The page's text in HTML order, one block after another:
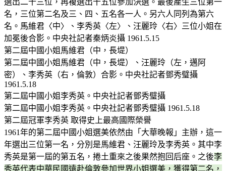
名，三位第二名及三、四、五名各一人。另六人同列為第六
名。馬維君〈中〉、李秀英〈左〉、汪麗玲〈右〉三位小姐在
加冕後合影。中央社記者秦炳炎攝 1961.5.15
第二屆中國小姐馬維君（中，長堤）
第二屆中國小姐馬維君（中，長堤）、汪麗玲（左，邁阿
密）、李秀英（右，倫敦）合影。中央社記者鄧秀璧攝
1961.5.18
第二屆中國小姐李秀英。中央社記者鄧秀璧攝
第二屆中國小姐李秀英。中央社記者鄧秀璧攝 1961.5.18
第二屆冠軍李秀英 取得史上最高國際榮譽
1961年的第二屆中國小姐選美依然由「大華晚報」主辦，這一
年選出三位第一名，分別是馬維君、汪麗玲及李秀英。其中李
秀英是第一屆的第五名，捲土重來之後果然抱回后座。之後李
秀英代表中華民國遠赴倫敦參加世界小姐選美，獲得第二名，